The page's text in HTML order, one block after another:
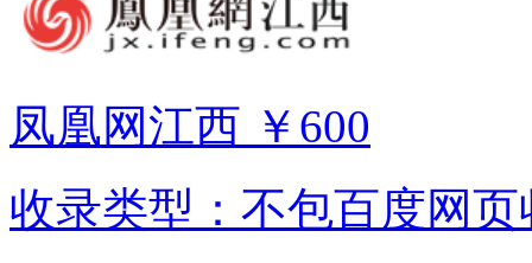
凤凰网江西 ￥600
收录类型：不包百度网页